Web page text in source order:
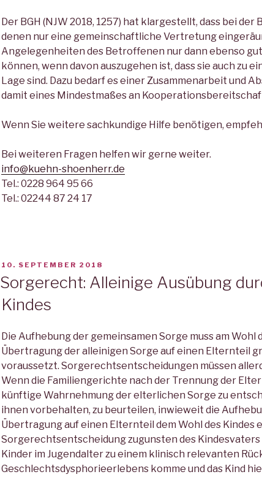
Der BGH (NJW 2018, 1257) hat klargestellt, dass bei
denen nur eine gemeinschaftliche Vertretung
Angelegenheiten des Betroffenen nur dann ebenso
können, wenn davon auszugehen ist, dass sie auch zu
Lage sind. Dazu bedarf es einer Zusammenarbeit und
damit eines Mindestmaßes an
Wenn Sie weitere sachkundige Hilfe benötigen,
Bei weiteren Fragen helfen wir gerne weiter.
info@kuehn-shoenherr.de
Tel.: 0228 964 95 66
Tel.: 02244 87 24 17
VERÖFFENTLICHT
AM
10. SEPTEMBER 2018
Sorgerecht: Alleinige Ausübung
Kindes
Die Aufhebung der gemeinsamen Sorge muss am Wohl
Übertragung der alleinigen Sorge auf einen Elternteil
voraussetzt. Sorgerechtsentscheidungen müssen
Wenn die Familiengerichte nach der Trennung der
künftige Wahrnehmung der elterlichen Sorge zu
ihnen vorbehalten, zu beurteilen, inwieweit die
Übertragung auf einen Elternteil dem Wohl des
Sorgerechtsentscheidung zugunsten des Kindesvaters
Kinder im Jugendalter zu einem klinisch relevanten
Geschlechtsdysphorieerlebens komme und das Kind